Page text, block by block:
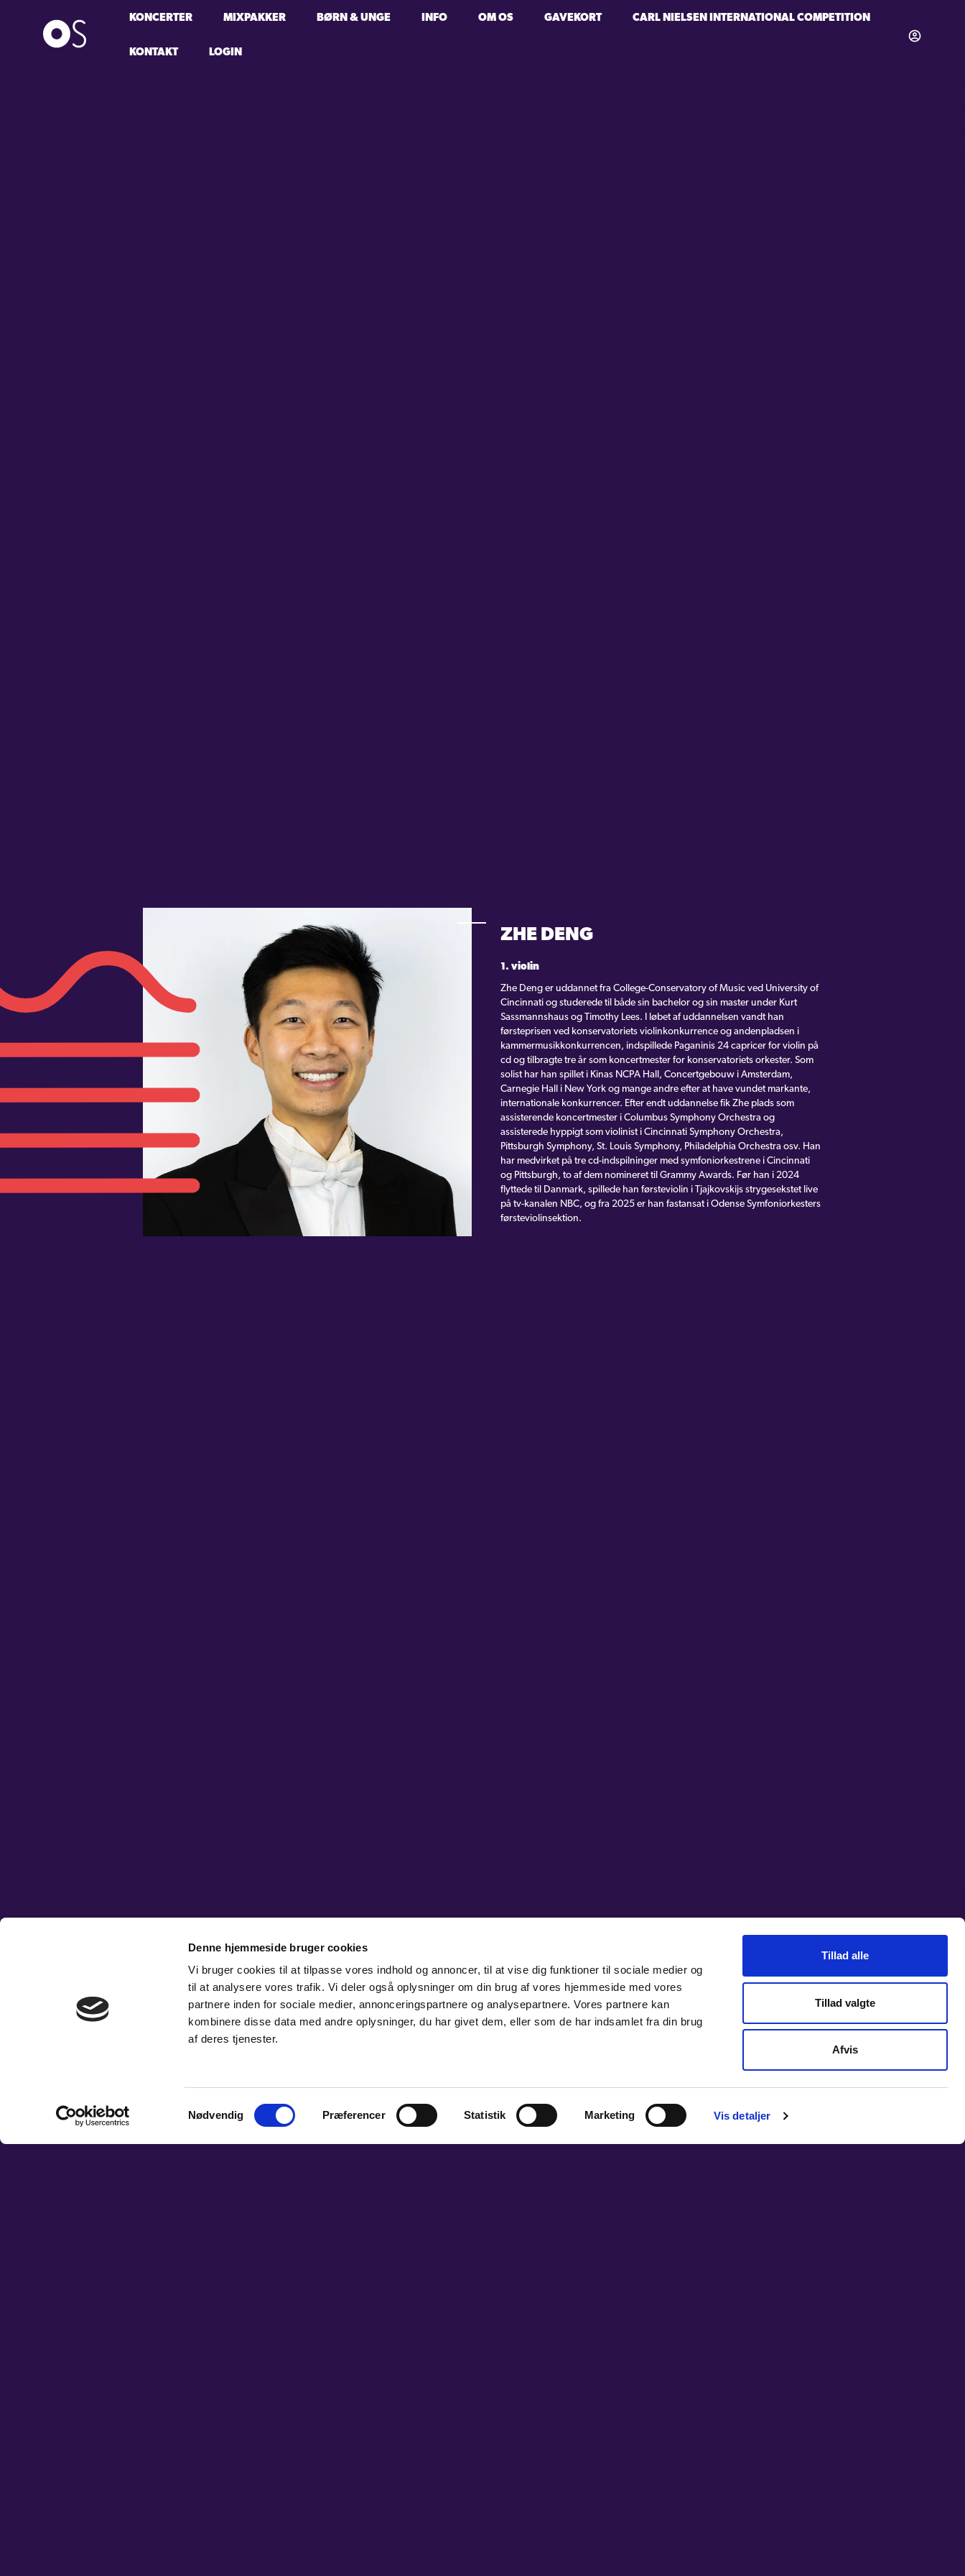
Denne hjemmeside bruger cookies
Vi bruger cookies til at tilpasse vores indhold og annoncer, til at vise dig funktioner til sociale medier og
til at analysere vores trafik. Vi deler også oplysninger om din brug af vores hjemmeside med vores
partnere inden for sociale medier, annonceringspartnere og analysepartnere. Vores partnere kan
kombinere disse data med andre oplysninger, du har givet dem, eller som de har indsamlet fra din brug
af deres tjenester.
Samtykkevalg
Nødvendig Præferencer Statistik Marketing Vis detaljer
Tillad alle
Tillad valgte
Afvis
KONCERTER MIXPAKKER BØRN & UNGE INFO OM OS GAVEKORT CARL NIELSEN INTERNATIONAL COMPETITION
KONTAKT LOGIN
ZHE DENG
1. violin
Zhe Deng er uddannet fra College-Conservatory of Music ved University of
Cincinnati og studerede til både sin bachelor og sin master under Kurt
Sassmannshaus og Timothy Lees. I løbet af uddannelsen vandt han
førsteprisen ved konservatoriets violinkonkurrence og andenpladsen i
kammermusikkonkurrencen, indspillede Paganinis 24 capricer for violin på
cd og tilbragte tre år som koncertmester for konservatoriets orkester. Som
solist har han spillet i Kinas NCPA Hall, Concertgebouw i Amsterdam,
Carnegie Hall i New York og mange andre efter at have vundet markante,
internationale konkurrencer. Efter endt uddannelse fik Zhe plads som
assisterende koncertmester i Columbus Symphony Orchestra og
assisterede hyppigt som violinist i Cincinnati Symphony Orchestra,
Pittsburgh Symphony, St. Louis Symphony, Philadelphia Orchestra osv. Han
har medvirket på tre cd-indspilninger med symfoniorkestrene i Cincinnati
og Pittsburgh, to af dem nomineret til Grammy Awards. Før han i 2024
flyttede til Danmark, spillede han førsteviolin i Tjajkovskijs strygesekstet live
på tv-kanalen NBC, og fra 2025 er han fastansat i Odense Symfoniorkesters
førsteviolinsektion.